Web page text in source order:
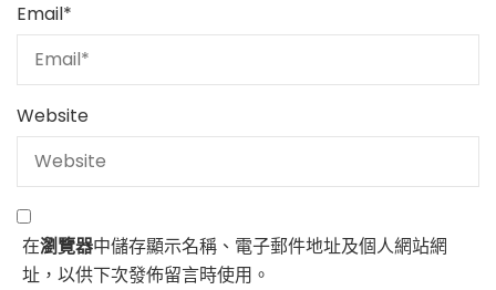
Email*
Website
在瀏覽器中儲存顯示名稱、電子郵件地址及個人網站網
址，以供下次發佈留言時使用。